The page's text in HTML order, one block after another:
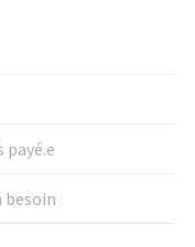
payé.e
besoin